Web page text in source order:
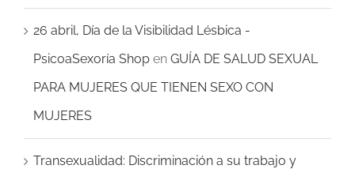
26 abril, Día de la Visibilidad Lésbica -
PsicoaSexoría Shop en GUÍA DE SALUD SEXUAL
PARA MUJERES QUE TIENEN SEXO CON
MUJERES
Transexualidad: Discriminación a su trabajo y